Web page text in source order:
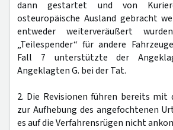
dann gestartet und von
osteuropäische Ausland gebracht
entweder weiterveräußert
„Teilespender“ für andere
Fall 7 unterstützte der
Angeklagten G. bei der Tat.
2. Die Revisionen führen bereits mit
zur Aufhebung des angefochtenen
es auf die Verfahrensrügen nicht